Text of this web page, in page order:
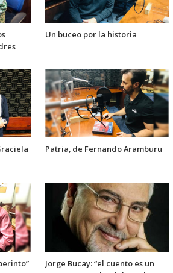
Un buceo por la historia
Patria, de Fernando Aramburu
Jorge Bucay: “el cuento es un